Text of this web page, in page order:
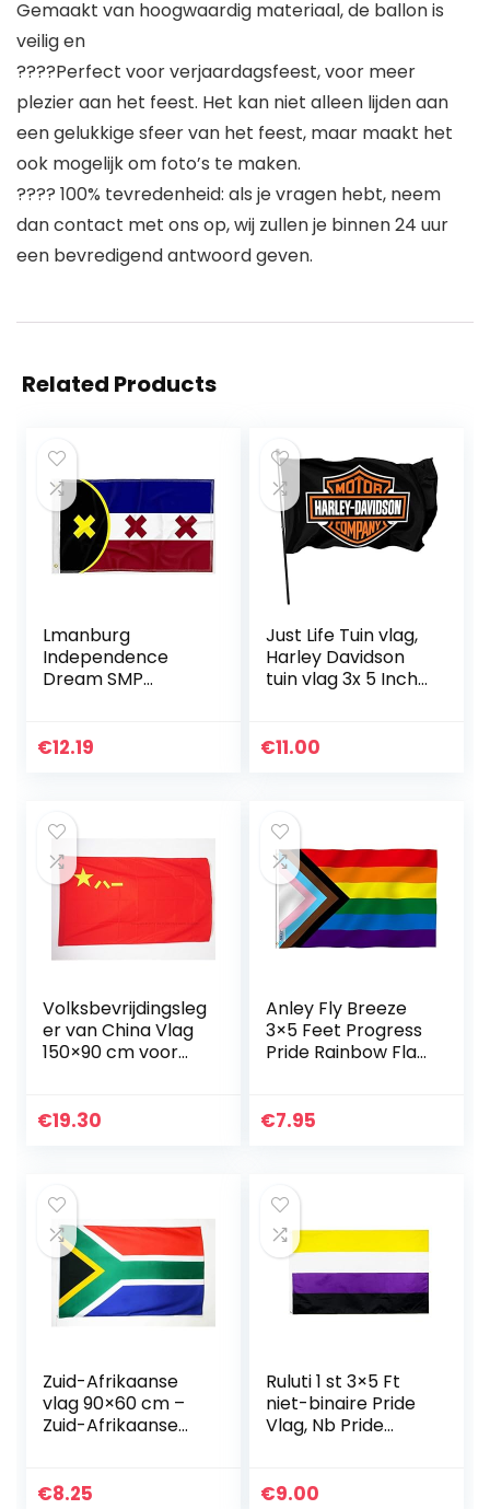
Gemaakt van hoogwaardig materiaal, de ballon is
veilig en
????Perfect voor verjaardagsfeest, voor meer
plezier aan het feest. Het kan niet alleen lijden aan
een gelukkige sfeer van het feest, maar maakt het
ook mogelijk om foto’s te maken.
???? 100% tevredenheid: als je vragen hebt, neem
dan contact met ons op, wij zullen je binnen 24 uur
een bevredigend antwoord geven.
Related Products
Lmanburg
Independence
Dream SMP
100D polyester,
€12.19
Just Life Tuin vlag,
Harley Davidson
tuin vlag 3x 5 Inch
€11.00
Volksbevrijdingsleg
er van China Vlag
150×90 cm voor
90 x 150 cm –
€19.30
Anley Fly Breeze
3×5 Feet Progress
Pride Rainbow Flag
vervagingsbesten
€7.95
Zuid-Afrikaanse
vlag 90×60 cm –
Zuid-Afrikaanse
Hoge kwaliteit – AZ
€8.25
Ruluti 1 st 3×5 Ft
niet-binaire Pride
Vlag, Nb Pride
Vlaggen Polyester
€9.00